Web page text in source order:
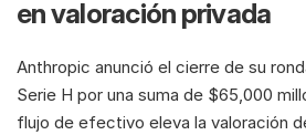
en valoración privada
Anthropic anunció el cierre de su
Serie H por una suma de $65,000
flujo de efectivo eleva la valoración